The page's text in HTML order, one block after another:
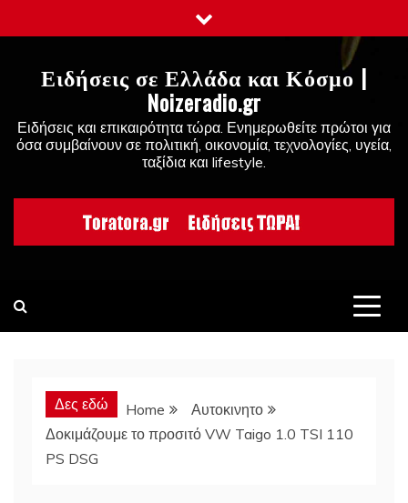
to
Ειδήσεις σε Ελλάδα και Κόσμο |
Noizeradio.gr
Ειδήσεις και επικαιρότητα τώρα. Ενημερωθείτε πρώτοι για
όσα συμβαίνουν σε πολιτική, οικονομία, τεχνολογίες, υγεία,
ταξίδια και lifestyle.
Δες εδώ Home
Αυτοκινητο
Δοκιμάζουμε το προσιτό VW Taigo 1.0 TSI 110
PS DSG